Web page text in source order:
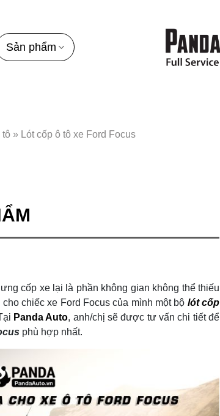
Sản phẩm
tô » Lót cốp ô tô xe Ford Focus
cốp xe lại là phần không gian không thể thiếu
chiếc xe Ford Focus của mình một bộ lót cốp
Panda Auto, anh/chị sẽ được tư vấn chi tiết để
phù hợp nhất.